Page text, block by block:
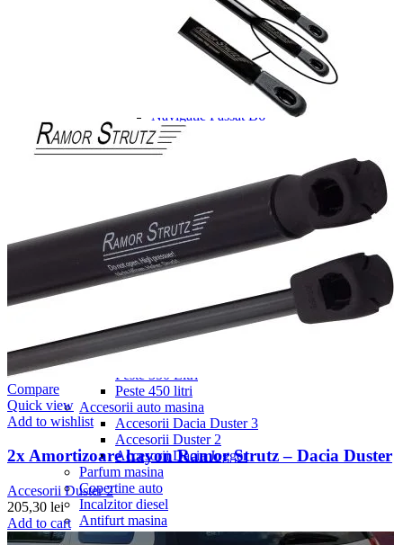
Navigație Mercedes W204
Navigație Mercedes W211
Navigație Mercedes Sprinter
Navigație Passat B5
Navigație Passat B5 5
Navigație Passat B6
Navigație Passat B7
Navigație Passat B8
Navigație Skoda Fabia 1
Navigație Skoda Fabia 2
Navigație Skoda Octavia 1
Navigație Skoda Octavia 2
Navigație Skoda Octavia 3
Navigație Skoda Rapid
Navigație Skoda Superb 1
Navigație Skoda Superb 2
Navigație Toyota Avensis T25
Portbagaj Plafon Auto
Sub 350 Litri
Peste 350 Litri
Peste 450 litri
Accesorii auto masina
Accesorii Dacia Duster 3
Accesorii Duster 2
Accesorii Dacia Jogger
Parfum masina
Copertine auto
Incalzitor diesel
Antifurt masina
Blog
Compare
Quick view
Add to wishlist
2x Amortizoare hayon Ramor Strutz – Dacia Duster
Accesorii Duster 2
205,30 lei
Add to cart